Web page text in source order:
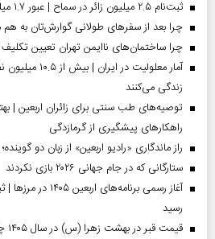
ثبت‌نام ۲.۵ میلیون زائر در سماح | عبور ۱.۷ میلیون نفر از مرز‌های اربعین
چرا بعد از سفرهای طولانی گوارش‌تان به هم
چرا ساختمان‌های ناایمن تهران تعیین
آمار معلولیت در
زندگی می‌کنند
توصیه‌های طب سنتی برای زائران اربعین
راهکارهای پیشگیری از گرمازدگی
راز ماندگاری «رادیو اربعین» از زبان دو
ستارگانی که در جام جهانی ۲۰۲۶ بازی نکردند
رسید